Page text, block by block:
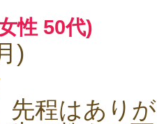
性 50代)
)
先程はあり